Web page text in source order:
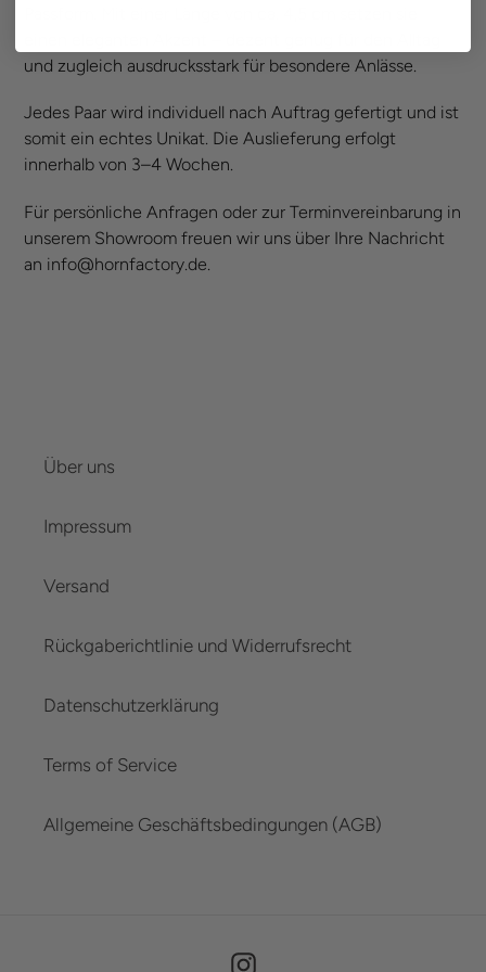
und zugleich ausdrucksstark für besondere Anlässe.
Jedes Paar wird individuell nach Auftrag gefertigt und ist
somit ein echtes Unikat. Die Auslieferung erfolgt
innerhalb von 3–4 Wochen.
Für persönliche Anfragen oder zur Terminvereinbarung in
unserem Showroom freuen wir uns über Ihre Nachricht
an info@hornfactory.de.
Über uns
Impressum
Versand
Rückgaberichtlinie und Widerrufsrecht
Datenschutzerklärung
Terms of Service
Allgemeine Geschäftsbedingungen (AGB)
Instagram